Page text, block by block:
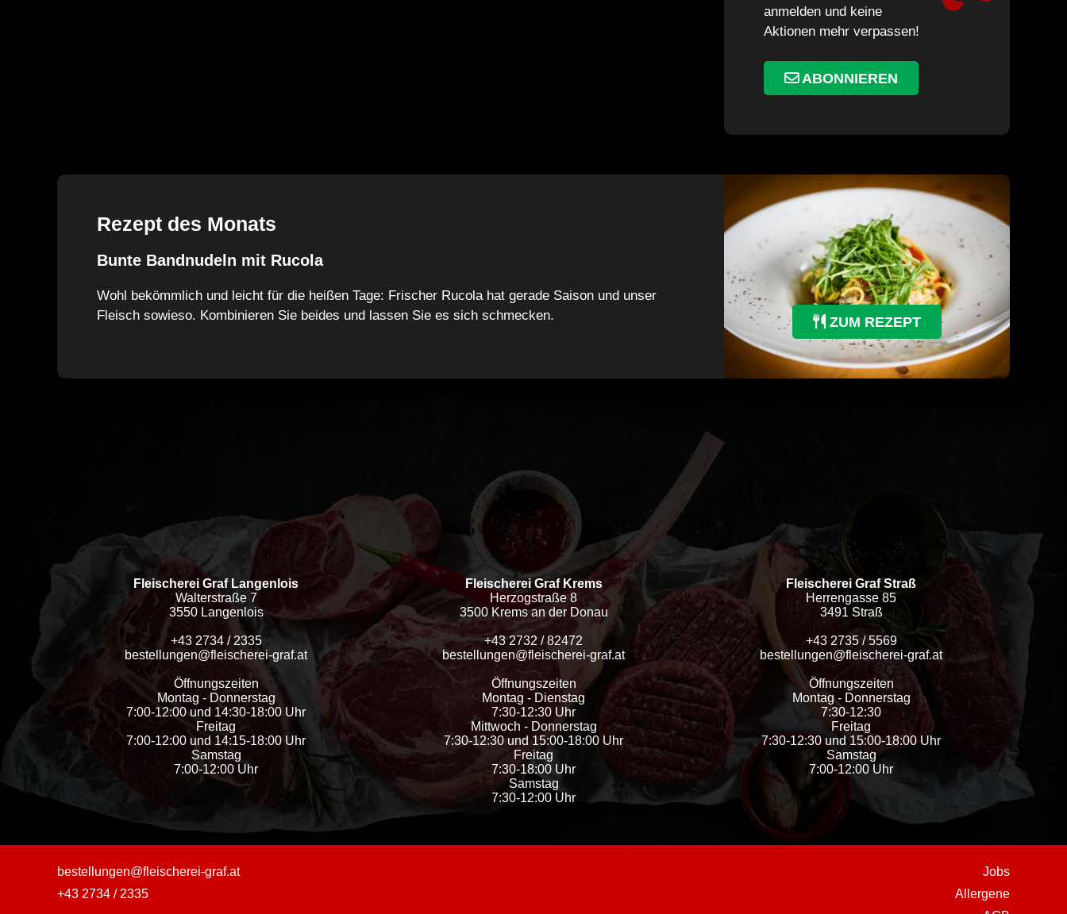
anmelden und keine
Aktionen mehr verpassen!
ABONNIEREN
Rezept des Monats
Bunte Bandnudeln mit Rucola
Wohl bekömmlich und leicht für die heißen Tage: Frischer Rucola hat gerade Saison und unser
Fleisch sowieso. Kombinieren Sie beides und lassen Sie es sich schmecken.
ZUM REZEPT
Fleischerei Graf Langenlois
Walterstraße 7
3550 Langenlois
+43 2734 / 2335
bestellungen@fleischerei-graf.at
Öffnungszeiten
Montag - Donnerstag
7:00-12:00 und 14:30-18:00 Uhr
Freitag
7:00-12:00 und 14:15-18:00 Uhr
Samstag
7:00-12:00 Uhr
Fleischerei Graf Krems
Herzogstraße 8
3500 Krems an der Donau
+43 2732 / 82472
bestellungen@fleischerei-graf.at
Öffnungszeiten
Montag - Dienstag
7:30-12:30 Uhr
Mittwoch - Donnerstag
7:30-12:30 und 15:00-18:00 Uhr
Freitag
7:30-18:00 Uhr
Samstag
7:30-12:00 Uhr
Fleischerei Graf Straß
Herrengasse 85
3491 Straß
+43 2735 / 5569
bestellungen@fleischerei-graf.at
Öffnungszeiten
Montag - Donnerstag
7:30-12:30
Freitag
7:30-12:30 und 15:00-18:00 Uhr
Samstag
7:00-12:00 Uhr
bestellungen@fleischerei-graf.at
+43 2734 / 2335
Jobs
Allergene